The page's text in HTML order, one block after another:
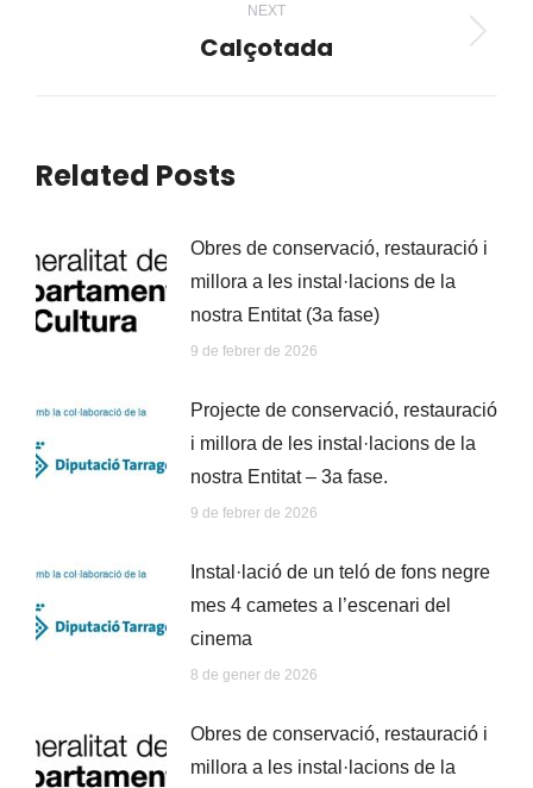
NEXT
Next
Calçotada
Related Posts
Obres de conservació, restauració i
millora a les instal·lacions de la
nostra Entitat (3a fase)
9 de febrer de 2026
Projecte de conservació, restauració
i millora de les instal·lacions de la
nostra Entitat – 3a fase.
9 de febrer de 2026
Instal·lació de un teló de fons negre
mes 4 cametes a l’escenari del
cinema
8 de gener de 2026
Obres de conservació, restauració i
millora a les instal·lacions de la